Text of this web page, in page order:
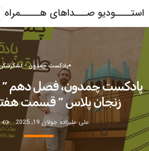
استــــودیو صـــداهای هـــــمراه
پادکست چمدون -
پادکست چمدون، فصل دهم ”
زنجان پلاس ” قسمت
علی علیزاده جولای 19, 2025